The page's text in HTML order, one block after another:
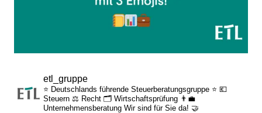
etl_gruppe
⭐ Deutschlands führende Steuerberatungsgruppe ⭐ 💶
Steuern ⚖️ Recht 🗂️ Wirtschaftsprüfung 👨‍💼
Unternehmensberatung Wir sind für Sie da! 🤝